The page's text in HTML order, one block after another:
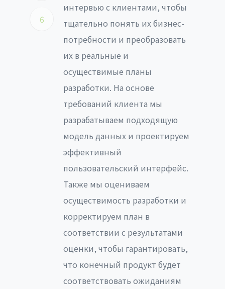
6
интервью с клиентами, чтобы
тщательно понять их бизнес-
потребности и преобразовать
их в реальные и
осуществимые планы
разработки. На основе
требований клиента мы
разрабатываем подходящую
модель данных и проектируем
эффективный
пользовательский интерфейс.
Также мы оцениваем
осуществимость разработки и
корректируем план в
соответствии с результатами
оценки, чтобы гарантировать,
что конечный продукт будет
соответствовать ожиданиям